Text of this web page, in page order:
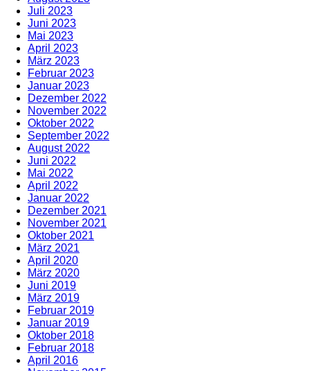
Juli 2023
Juni 2023
Mai 2023
April 2023
März 2023
Februar 2023
Januar 2023
Dezember 2022
November 2022
Oktober 2022
September 2022
August 2022
Juni 2022
Mai 2022
April 2022
Januar 2022
Dezember 2021
November 2021
Oktober 2021
März 2021
April 2020
März 2020
Juni 2019
März 2019
Februar 2019
Januar 2019
Oktober 2018
Februar 2018
April 2016